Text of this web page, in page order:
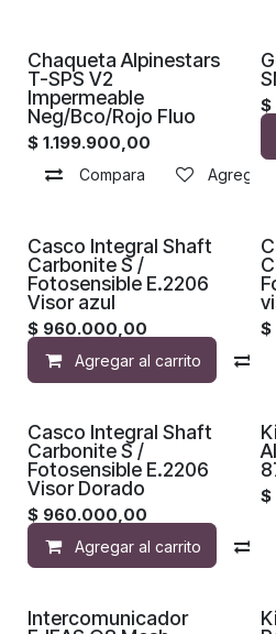
Chaqueta Alpinestars
T-SPS V2
Impermeable
Neg/Bco/Rojo Fluo
$ 1.199.900,00
Compara Agregar
$
¡Nuevo!
Casco Integral Shaft
Carbonite S /
Fotosensible E.2206
Visor azul
$ 960.000,00
Agregar al carrito
$
¡Nuevo!
Casco Integral Shaft
Carbonite S /
Fotosensible E.2206
Visor Dorado
$ 960.000,00
Agregar al carrito
$
Intercomunicador